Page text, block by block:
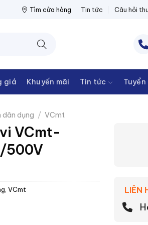
NPP THIẾT BỊ ĐIỆN THANH CHÂU
Tìm cửa hàng Tin tức Câu hỏi
giá Khuyến mãi Tin tức
dân dụng / VCmt
VCmt-
500V
VCmt LIÊN